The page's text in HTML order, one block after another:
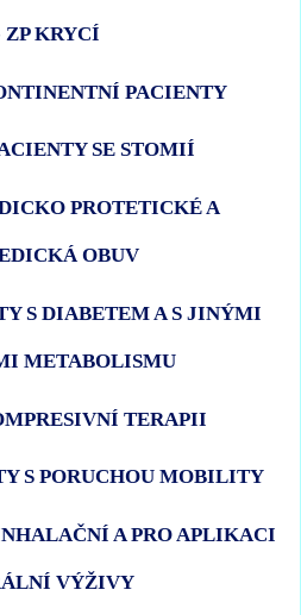
ZP KRYCÍ
PACIENTY
SE STOMIÍ
PROTETICKÉ A
OBUV
S DIABETEM A S JINÝMI
METABOLISMU
TERAPII
S PORUCHOU MOBILITY
A PRO APLIKACI
VÝŽIVY